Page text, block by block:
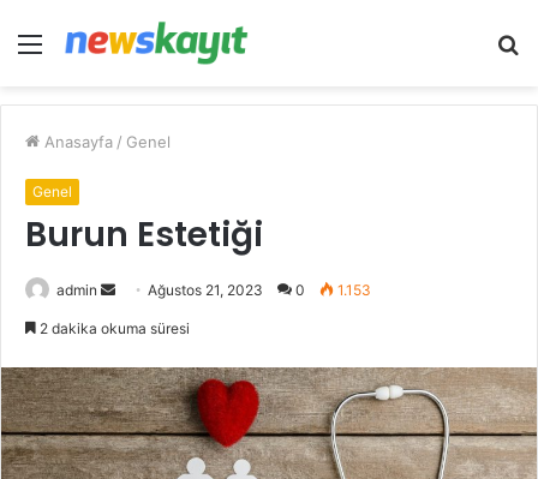
Menü
Anasayfa / Genel
Genel
Burun Estetiği
admin
Bir
göndermek
Ağustos 21, 2023 0 1.153
2 dakika okuma süresi